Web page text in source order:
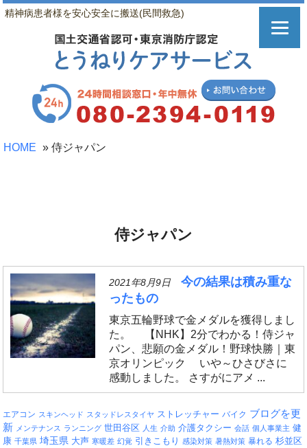
精神病患者様を安心安全に搬送(民間救急)
HOME » 侍ジャパン
侍ジャパン
2021年8月9日
今の結果は積み重な
ったもの
東京五輪野球で金メダルを獲得しまし
た。 【NHK】2分でわかる！侍ジャ
パン、悲願の金メダル！野球快勝｜東
京オリンピック いや～ひさびさに
感動しました。 さすがにアメ ...
エアコン スキンヘッド スタッドレスタイヤ ストレッチャー バイク ブログを更
新 メンテナンス ランニング 世田谷区 人生 介助 介護タクシー 会話 個人事業主 健
康 千葉県 埼玉県 大声 寒暖差 幻覚 引きこもり 感染対策 暑熱対策 暴れる 杉並区